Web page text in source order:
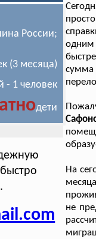
России;
(3 месяца)
- 1 человек
дети
одним
сумма
На
не